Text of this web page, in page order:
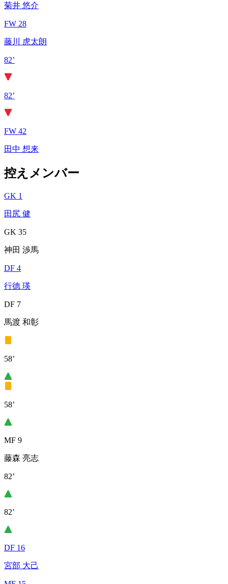
菊井 悠介
FW 28
藤川 虎太朗
82’
82’
FW 42
田中 想来
控えメンバー
GK 1
田尻 健
GK 35
神田 渉馬
DF 4
行德 瑛
DF 7
馬渡 和彰
58’
58’
MF 9
藤森 亮志
82’
82’
DF 16
宮部 大己